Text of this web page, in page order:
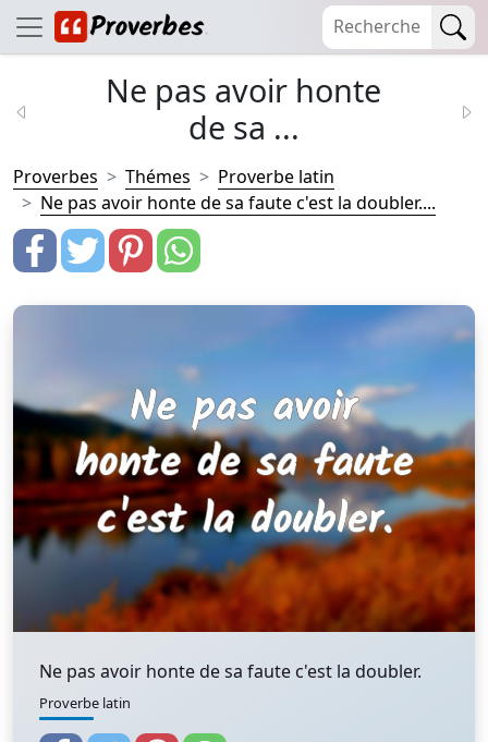
Ne pas avoir honte
de sa ...
Proverbes Thémes
Proverbe latin
Ne pas avoir honte de sa faute c'est la doubler....
Ne pas avoir honte de sa faute c'est la doubler.
Proverbe latin